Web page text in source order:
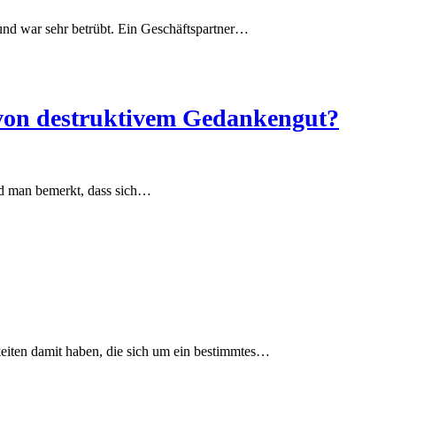
war sehr betrübt. Ein Geschäftspartner…
destruktivem Gedankengut?
man bemerkt, dass sich…
damit haben, die sich um ein bestimmtes…